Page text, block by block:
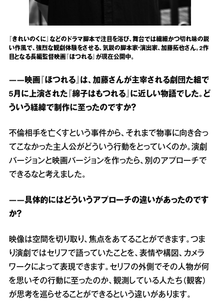
『きれいのくに』などのドラマ脚本で注目を浴び、舞台では繊細かつ切れ味の鋭
い作風で、強烈な観劇体験をさせる、気鋭の脚本家・演出家、加藤拓也さん。2作
目となる長編監督映画『ほつれる』が現在公開中。
――映画『ほつれる』は、加藤さんが主宰される劇団た組で
5月に上演された『綿子はもつれる』に近しい物語でした。ど
ういう経緯で制作に至ったのですか？
不倫相手を亡くすという事件から、それまで物事に向き合っ
てこなかった主人公がどういう行動をとっていくのか。演劇
バージョンと映画バージョンを作ったら、別のアプローチで
できるなと考えました。
――具体的にはどういうアプローチの違いがあったのです
か？
映像は空間を切り取り、焦点をあてることができます。つま
り演劇ではセリフで語っていたことを、表情や構図、カメラ
ワークによって表現できます。セリフの外側でその人物が何
を思いその行動に至ったのか、観測している人たち（観客）
が思考を巡らせることができるという違いがあります。